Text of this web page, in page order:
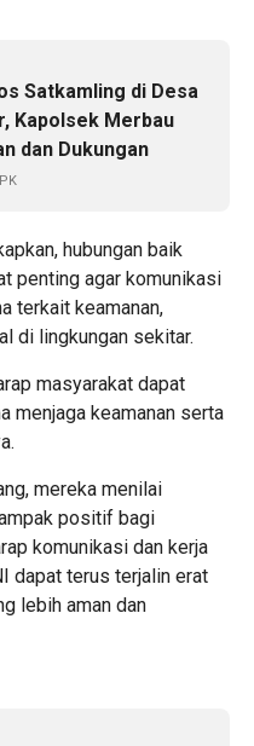
Satkamling di Desa
Kapolsek Merbau
dan Dukungan
hubungan baik
penting agar komunikasi
terkait keamanan,
di lingkungan sekitar.
masyarakat dapat
menjaga keamanan serta
mereka menilai
positif bagi
komunikasi dan kerja
dapat terus terjalin erat
lebih aman dan